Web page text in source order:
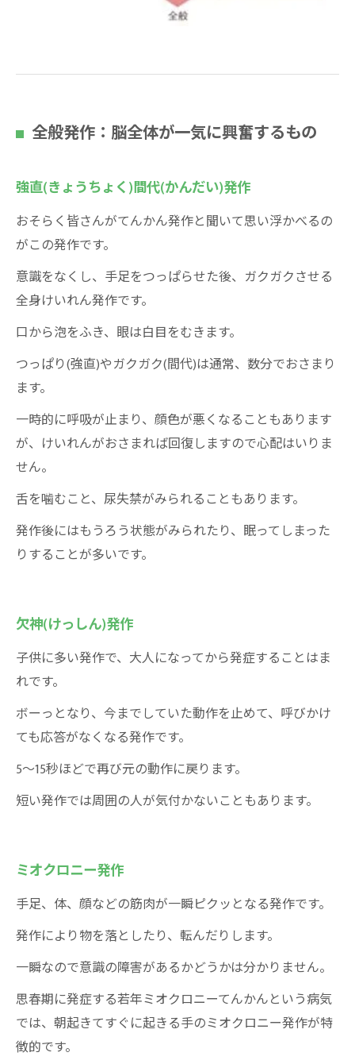
全般発作：脳全体が一気に興奮するもの
強直(きょうちょく)間代(かんだい)発作
おそらく皆さんがてんかん発作と聞いて思い浮かべるの
がこの発作です。
意識をなくし、手足をつっぱらせた後、ガクガクさせる
全身けいれん発作です。
口から泡をふき、眼は白目をむきます。
つっぱり(強直)やガクガク(間代)は通常、数分でおさまり
ます。
一時的に呼吸が止まり、顔色が悪くなることもあります
が、けいれんがおさまれば回復しますので心配はいりま
せん。
舌を噛むこと、尿失禁がみられることもあります。
発作後にはもうろう状態がみられたり、眠ってしまった
りすることが多いです。
欠神(けっしん)発作
子供に多い発作で、大人になってから発症することはま
れです。
ボーっとなり、今までしていた動作を止めて、呼びかけ
ても応答がなくなる発作です。
5～15秒ほどで再び元の動作に戻ります。
短い発作では周囲の人が気付かないこともあります。
ミオクロニー発作
手足、体、顔などの筋肉が一瞬ピクッとなる発作です。
発作により物を落としたり、転んだりします。
一瞬なので意識の障害があるかどうかは分かりません。
思春期に発症する若年ミオクロニーてんかんという病気
では、朝起きてすぐに起きる手のミオクロニー発作が特
徴的です。